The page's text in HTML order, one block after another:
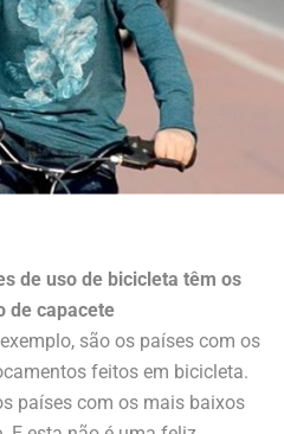
de uso de bicicleta têm os
de capacete
são os países com os
feitos em bicicleta.
países com os mais baixos